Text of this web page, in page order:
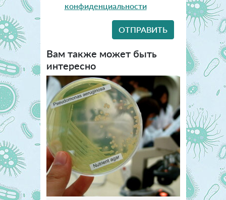
конфиденциальности
Вам также может быть
интересно